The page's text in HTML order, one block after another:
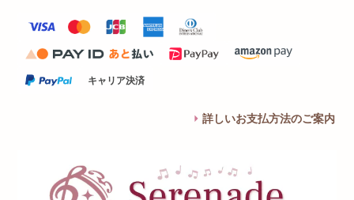
キャリア決済
詳しいお支払方法のご案内